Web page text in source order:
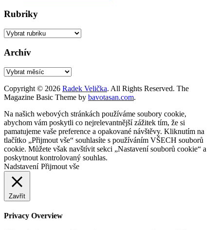
Rubriky
Rubriky
Archív
Archív
Copyright © 2026 Radek Velička. All Rights Reserved. The
Magazine Basic Theme by bavotasan.com.
Na našich webových stránkách používáme soubory cookie,
abychom vám poskytli co nejrelevantnější zážitek tím, že si
pamatujeme vaše preference a opakované návštěvy. Kliknutím na
tlačítko „Přijmout vše“ souhlasíte s používáním VŠECH souborů
cookie. Můžete však navštívit sekci „Nastavení souborů cookie“ a
poskytnout kontrolovaný souhlas.
Nadstavení Přijmout vše
Zavřít
Privacy Overview